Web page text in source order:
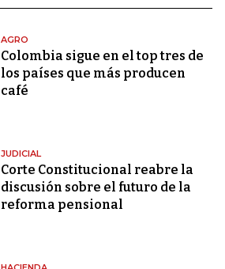
AGRO
Colombia sigue en el top tres de
los países que más producen
café
JUDICIAL
Corte Constitucional reabre la
discusión sobre el futuro de la
reforma pensional